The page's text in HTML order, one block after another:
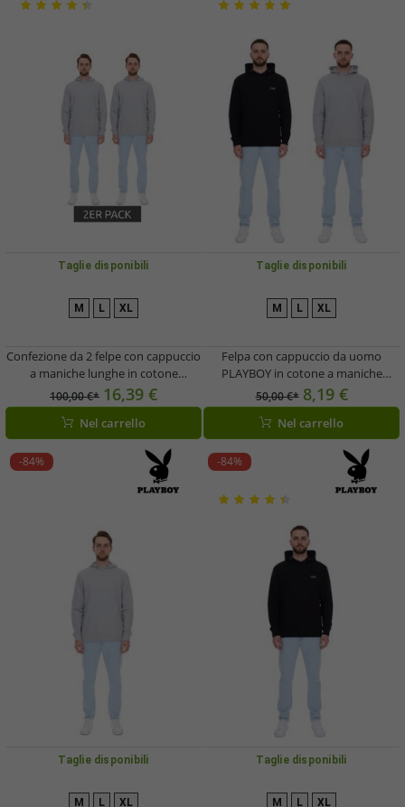
Taglie disponibili
M L XL
Confezione da 2 felpe con cappuccio
a maniche lunghe in cotone
PLAYBOY da uomo, grigio
100,00 €* 16,39 €
Nel carrello
Taglie disponibili
M L XL
Felpa con cappuccio da uomo
PLAYBOY in cotone a maniche
lunghe con cappuccio, nera o grigio
mélange
50,00 €* 8,19 €
Nel carrello
-84%
Taglie disponibili
M L XL
-84%
Taglie disponibili
M L XL